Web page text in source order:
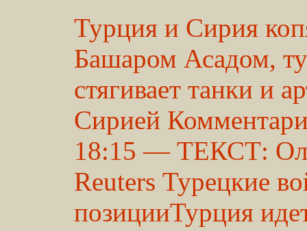
Турция и Сирия
Башаром Асадом,
стягивает танки и
Сирией
18:15 — ТЕКСТ:
Reuters Турецкие
позицииТурция